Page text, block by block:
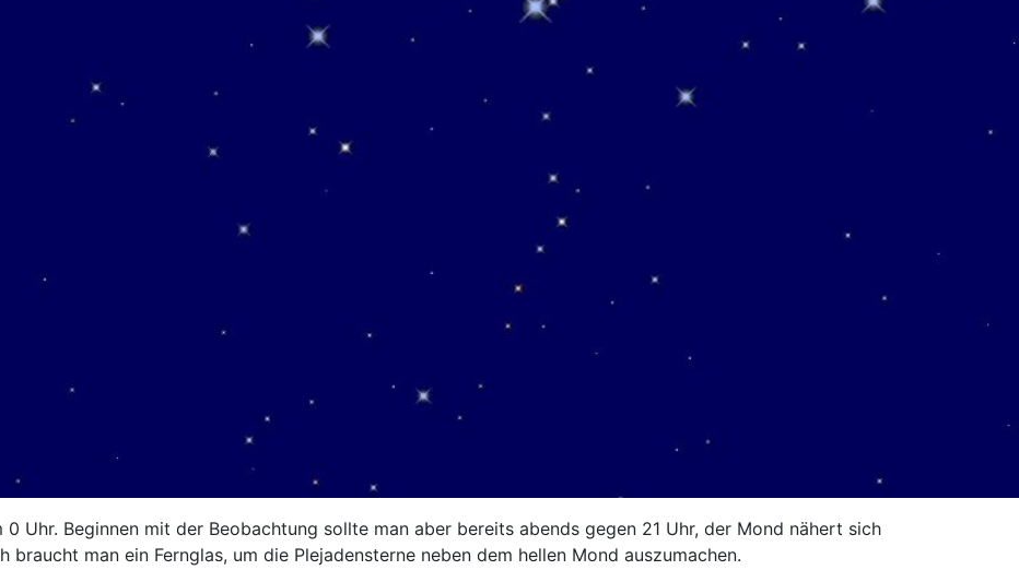
Uhr. Beginnen mit der Beobachtung sollte man aber bereits abends gegen 21 Uhr, der Mond nähert sich
braucht man ein Fernglas, um die Plejadensterne neben dem hellen Mond auszumachen.